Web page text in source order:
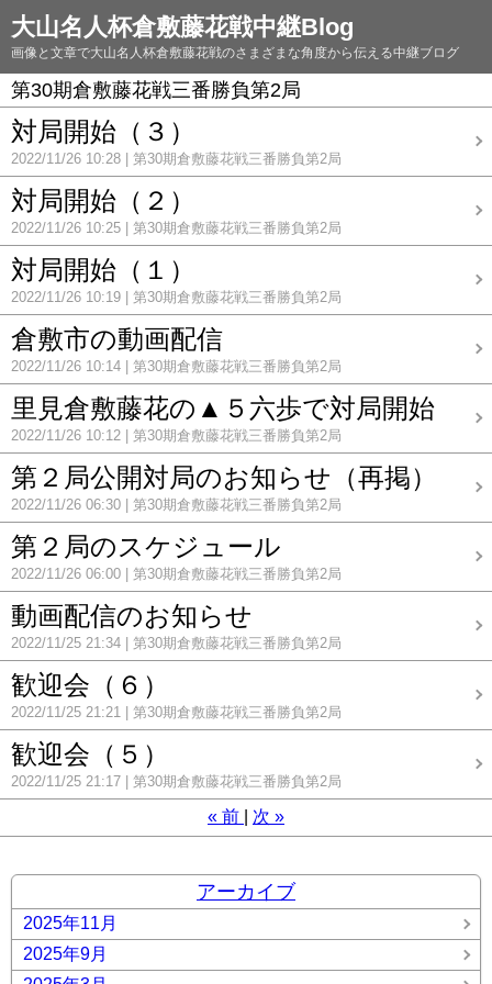
大山名人杯倉敷藤花戦中継Blog
画像と文章で大山名人杯倉敷藤花戦のさまざまな角度から伝える中継ブログ
第30期倉敷藤花戦三番勝負第2局
対局開始（３）
2022/11/26 10:28 第30期倉敷藤花戦三番勝負第2局
対局開始（２）
2022/11/26 10:25 第30期倉敷藤花戦三番勝負第2局
対局開始（１）
2022/11/26 10:19 第30期倉敷藤花戦三番勝負第2局
倉敷市の動画配信
2022/11/26 10:14 第30期倉敷藤花戦三番勝負第2局
里見倉敷藤花の▲５六歩で対局開始
2022/11/26 10:12 第30期倉敷藤花戦三番勝負第2局
第２局公開対局のお知らせ（再掲）
2022/11/26 06:30 第30期倉敷藤花戦三番勝負第2局
第２局のスケジュール
2022/11/26 06:00 第30期倉敷藤花戦三番勝負第2局
動画配信のお知らせ
2022/11/25 21:34 第30期倉敷藤花戦三番勝負第2局
歓迎会（６）
2022/11/25 21:21 第30期倉敷藤花戦三番勝負第2局
歓迎会（５）
2022/11/25 21:17 第30期倉敷藤花戦三番勝負第2局
« 前 次 »
アーカイブ
2025年11月
2025年9月